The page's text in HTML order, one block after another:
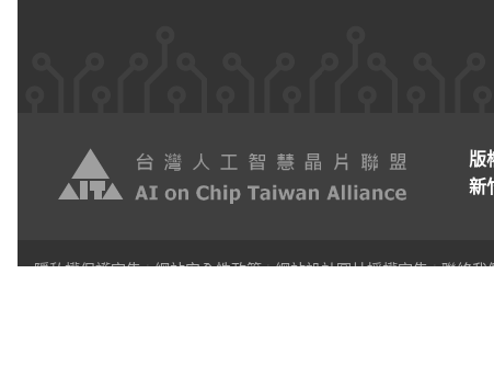
版
新
隱私權保護宣告|網站安全性政策|網站設計圖片授權宣告|聯絡我